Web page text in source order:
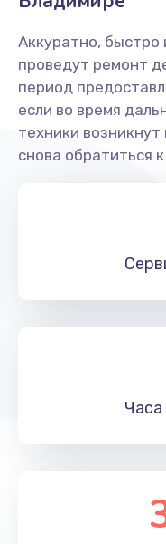
Аккуратно, быстро
проведут ремонт
период
если во время
техники
снова обратиться